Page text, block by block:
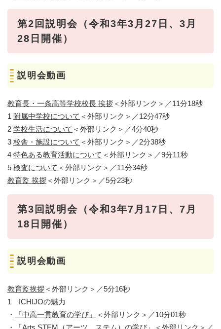
第2回説明会（令和3年3月27日、3月
28日開催）
説明会動画
教育長・一条高等学校校長 挨拶 ＜外部リンク＞ ／11分18秒
1 附属中学校について ＜外部リンク＞ ／12分47秒
2 学校生活について ＜外部リンク＞ ／4分40秒
3 校舎・施設について ＜外部リンク＞ ／2分38秒
4 特色ある教育活動について ＜外部リンク＞ ／9分11秒
5 検査について ＜外部リンク＞ ／11分34秒
教育監 挨拶 ＜外部リンク＞ ／5分23秒
第3回説明会（令和3年7月17日、7月
18日開催）
説明会動画
教育監挨拶 ＜外部リンク＞ ／5分16秒
1 ICHIJOの魅力
・
「中高一貫教育の学び」 ＜外部リンク＞ ／10分01秒